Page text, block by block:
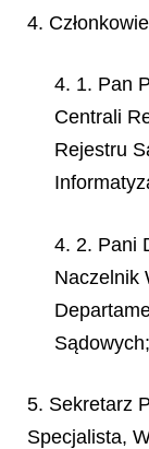
4.
4. 1. Pan
Centrali
Rejestru
4. 2. Pani
Naczelnik
Sądowych;
5. Sekretarz
Specjalista,